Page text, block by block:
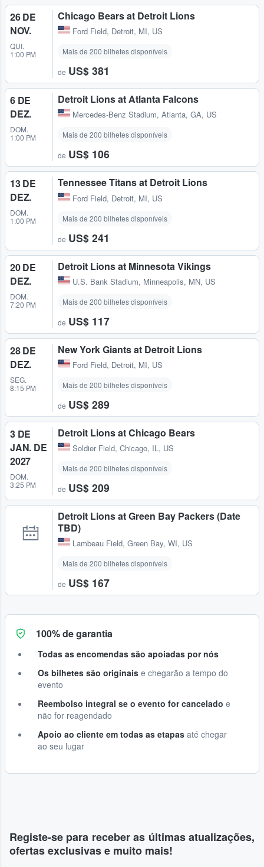
26 DE
NOV.
QUI.
1:00 PM
Chicago Bears at Detroit Lions
Ford Field, Detroit, MI, US
Mais de 200 bilhetes disponíveis
de US$ 381
6 DE
DEZ.
DOM.
1:00 PM
Detroit Lions at Atlanta Falcons
Mercedes-Benz Stadium, Atlanta, GA, US
Mais de 200 bilhetes disponíveis
de US$ 106
13 DE
DEZ.
DOM.
1:00 PM
Tennessee Titans at Detroit Lions
Ford Field, Detroit, MI, US
Mais de 200 bilhetes disponíveis
de US$ 241
20 DE
DEZ.
DOM.
7:20 PM
Detroit Lions at Minnesota Vikings
U.S. Bank Stadium, Minneapolis, MN, US
Mais de 200 bilhetes disponíveis
de US$ 117
28 DE
DEZ.
SEG.
8:15 PM
New York Giants at Detroit Lions
Ford Field, Detroit, MI, US
Mais de 200 bilhetes disponíveis
de US$ 289
3 DE
JAN. DE
2027
DOM.
3:25 PM
Detroit Lions at Chicago Bears
Soldier Field, Chicago, IL, US
Mais de 200 bilhetes disponíveis
de US$ 209
Detroit Lions at Green Bay Packers (Date
TBD)
Lambeau Field, Green Bay, WI, US
Mais de 200 bilhetes disponíveis
de US$ 167
100% de garantia
Todas as encomendas são apoiadas por nós
Os bilhetes são originais e chegarão a tempo do
evento
Reembolso integral se o evento for cancelado e
não for reagendado
Apoio ao cliente em todas as etapas até chegar
ao seu lugar
Registe-se para receber as últimas atualizações,
ofertas exclusivas e muito mais!